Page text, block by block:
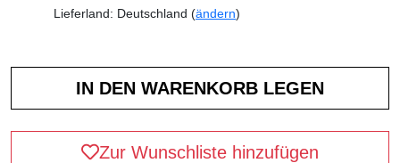
Lieferland: Deutschland (ändern)
Zur Wunschliste hinzufügen